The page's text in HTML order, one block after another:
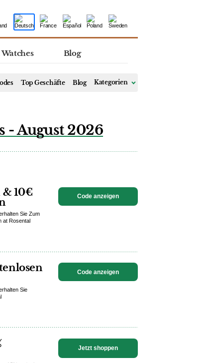
Blog
Top Geschäfte Blog Kategorien
- August 2026
10€
Sie Zum
at Rosental
Code anzeigen
Sie
Code anzeigen
Jetzt shoppen